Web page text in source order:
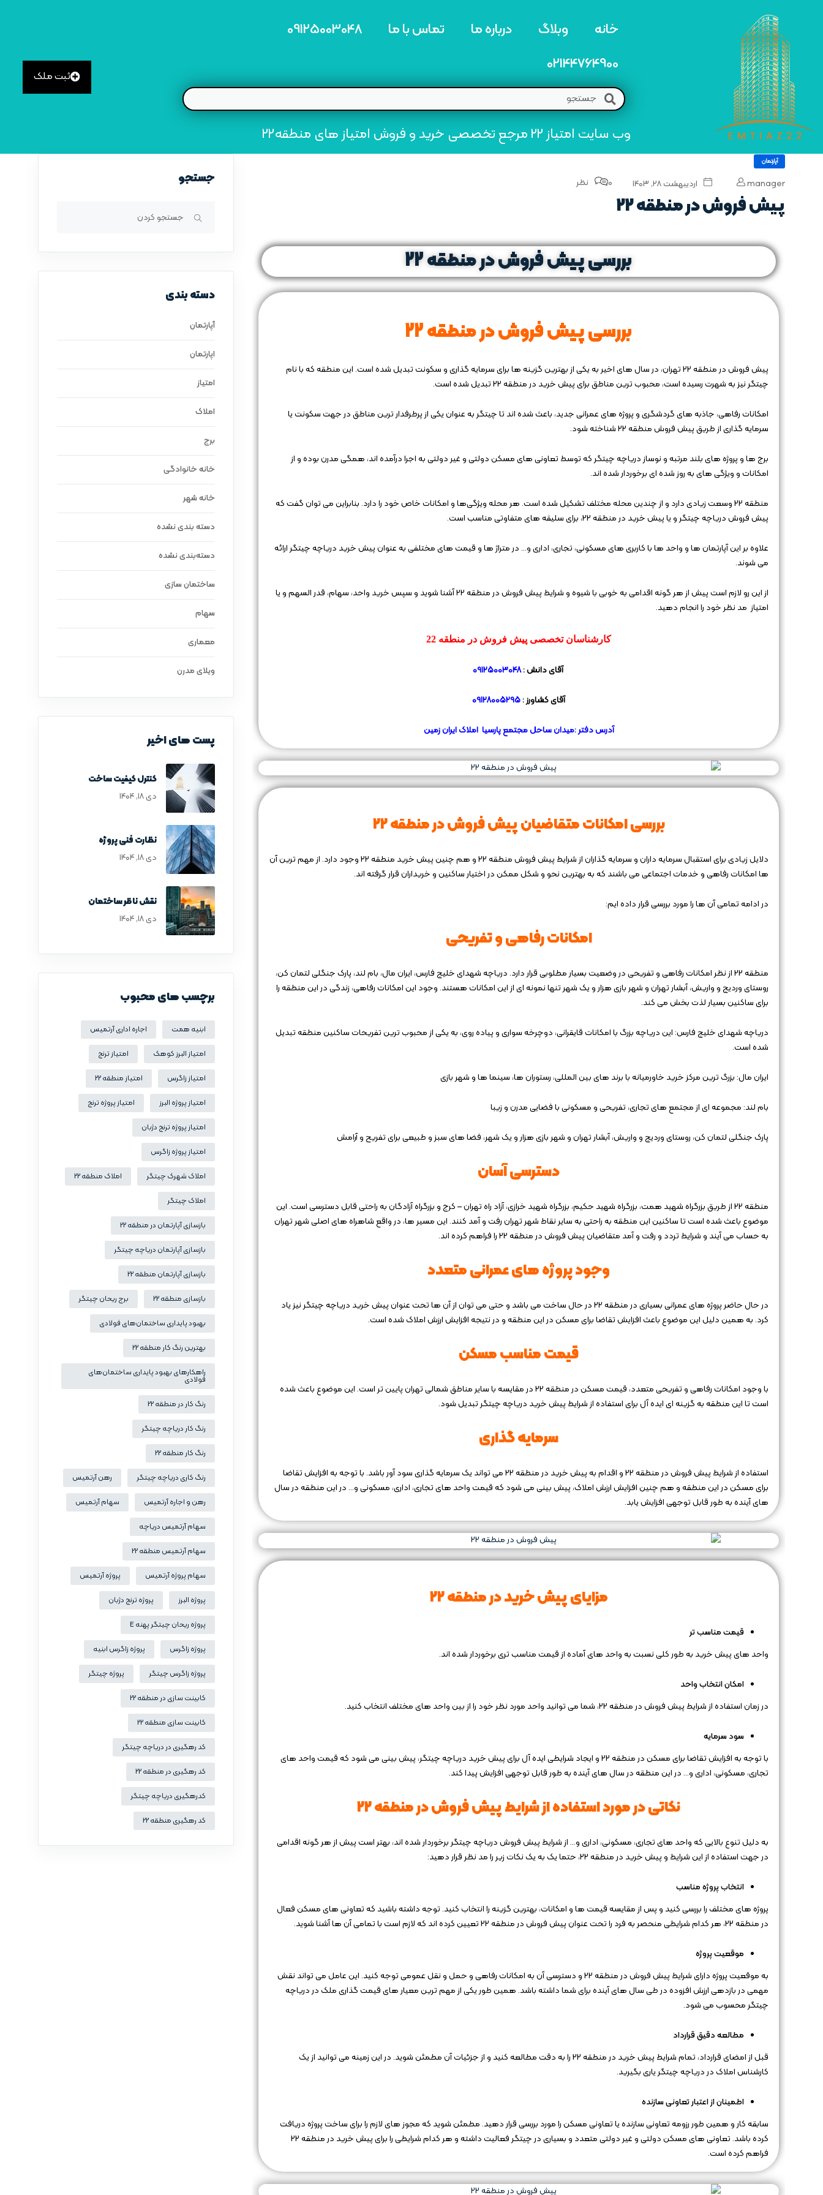
خانه وبلاگ درباره ما تماس با ما
09125003048
02144764900
وب سایت امتیاز 22 مرجع تخصصی خرید و فروش امتیاز های منطقه22
ثبت ملک
آپارتمان
manager اردیبهشت ۲۸, ۱۴۰۳ 0 نظر
پیش فروش در منطقه 22
بررسی پیش فروش در منطقه 22
بررسی پیش فروش در منطقه 22
پیش فروش در منطقه 22 تهران، در سال ‌های اخیر به یکی از بهترین گزینه ها برای سرمایه گذاری و سکونت تبدیل شده است. این منطقه که با نام
چیتگر نیز به شهرت رسیده است، محبوب ‌ترین مناطق برای پیش‌ خرید در منطقه 22 تبدیل شده است.
امکانات رفاهی، جاذبه ‌های گردشگری و پروژه‌ های عمرانی جدید، باعث شده اند تا چیتگر به عنوان یکی از پرطرفدار ترین مناطق در جهت سکونت یا
سرمایه گذاری از طریق پیش‌ فروش منطقه 22 شناخته شود.
برج ها و پروژه های بلند مرتبه و نوساز دریاچه چیتگر که توسط تعاونی های مسکن دولتی و غیر دولتی به اجرا درآمده اند، همگی مدرن بوده و از
امکانات و ویژگی های به روز شده ای برخوردار شده اند.
منطقه 22 وسعت زیادی دارد و از چندین محله مختلف تشکیل شده است. هر محله ویژگی‌ها و امکانات خاص خود را دارد. بنابراین می توان گفت که
پیش فروش دریاچه چیتگر و یا پیش خرید در منطقه 22، برای سلیقه های متفاوتی مناسب است.
علاوه بر این آپارتمان‌ ها و واحد ها با کاربری های مسکونی، تجاری، اداری و… در متراژ ها و قیمت‌ های مختلفی به عنوان پیش خرید دریاچه چیتگر ارائه
می شوند.
از این رو لازم است پیش از هر گونه اقدامی به خوبی با شیوه و شرایط پیش فروش در منطقه 22 آشنا شوید و سپس خرید واحد، سهام، قدر السهم و یا
امتیاز مد نظر خود را انجام دهید.
کارشناسان تخصصی پیش فروش در منطقه 22
آقای دانش :09125003048
آقای کشاورز :09128005295
آدرس دفتر :میدان ساحل مجتمع پارسیا املاک ایران زمین
بررسی امکانات متقاضیان پیش فروش در منطقه 22
دلایل زیادی برای استقبال سرمایه داران و سرمایه گذاران از شرایط پیش فروش منطقه 22 و هم چنین پیش خرید منطقه 22 وجود دارد. از مهم ترین آن
ها امکانات رفاهی و خدمات اجتماعی می باشند که به بهترین نحو و شکل ممکن در اختیار ساکنین و خریداران قرار گرفته اند.
در ادامه تمامی آن ها را مورد بررسی قرار داده ایم:
امکانات رفاهی و تفریحی
منطقه 22 از نظر امکانات رفاهی و تفریحی در وضعیت بسیار مطلوبی قرار دارد. دریاچه شهدای خلیج فارس، ایران مال، بام لند، پارک جنگلی لتمان کن،
روستای وردیج و واریش، آبشار تهران و شهر بازی هزار و یک شهر تنها نمونه ‌ای از این امکانات هستند. وجود این امکانات رفاهی، زندگی در این منطقه را
برای ساکنین بسیار لذت ‌بخش می‌ کند.
دریاچه شهدای خلیج فارس: این دریاچه بزرگ با امکانات قایقرانی، دوچرخه‌ سواری و پیاده‌ روی، به یکی از محبوب ‌ترین تفریحات ساکنین منطقه تبدیل
شده است.
ایران مال: بزرگ ترین مرکز خرید خاورمیانه با برند های بین‌ المللی، رستوران ‌ها، سینما ها و شهر بازی
بام لند: مجموعه ‌ای از مجتمع ‌های تجاری، تفریحی و مسکونی با فضایی مدرن و زیبا
پارک جنگلی لتمان کن، روستای وردیج و واریش، آبشار تهران و شهر بازی هزار و یک شهر، فضا های سبز و طبیعی برای تفریح و آرامش
دسترسی آسان
منطقه 22 از طریق بزرگراه شهید همت، بزرگراه شهید حکیم، بزرگراه شهید خرازی، آزاد راه تهران – کرج و بزرگراه آزادگان به راحتی قابل دسترسی است. این
موضوع باعث شده است تا ساکنین این منطقه به راحتی به سایر نقاط شهر تهران رفت و آمد کنند. این مسیر ها، در واقع شاهراه های اصلی شهر تهران
به حساب می آیند و شرایط تردد و رفت و آمد متقاضیان پیش فروش در منطقه 22 را فراهم کرده اند.
وجود پروژه‌ های عمرانی متعدد
در حال حاضر پروژه‌ های عمرانی بسیاری در منطقه 22 در حال ساخت می باشد و حتی می توان از آن ها تحت عنوان پیش خرید دریاچه چیتگر نیز یاد
کرد. به همین دلیل این موضوع باعث افزایش تقاضا برای مسکن در این منطقه و در نتیجه افزایش ارزش املاک شده است.
قیمت مناسب مسکن
با وجود امکانات رفاهی و تفریحی متعدد، قیمت مسکن در منطقه 22 در مقایسه با سایر مناطق شمالی تهران پایین ‌تر است. این موضوع باعث شده
است تا این منطقه به گزینه‌ ای ایده ‌آل برای استفاده از شرایط پیش خرید دریاچه چیتگر تبدیل شود.
سرمایه‌ گذاری
استفاده از شرایط پیش فروش در منطقه 22 و اقدام به پیش‌ خرید در منطقه 22 می‌ تواند یک سرمایه‌ گذاری سود آور باشد. با توجه به افزایش تقاضا
برای مسکن در این منطقه و هم چنین افزایش ارزش املاک، پیش ‌بینی می ‌شود که قیمت واحد های تجاری، اداری، مسکونی و… در این منطقه در سال‌
های آینده به طور قابل ‌توجهی افزایش یابد.
مزایای پیش‌ خرید در منطقه 22
قیمت مناسب ‌تر
واحد های پیش‌ خرید به طور کلی نسبت به واحد ‌های آماده از قیمت مناسب‌ تری برخوردار شده اند.
امکان انتخاب واحد
در زمان استفاده از شرایط پیش فروش در منطقه 22، شما می‌ توانید واحد مورد نظر خود را از بین واحد های مختلف انتخاب کنید.
سود سرمایه
با توجه به افزایش تقاضا برای مسکن در منطقه 22 و ایجاد شرایطی ایده آل برای پیش خرید دریاچه چیتگر، پیش ‌بینی می ‌شود که قیمت واحد های
تجاری، مسکونی، اداری و… در این منطقه در سال‌ های آینده به طور قابل‌ توجهی افزایش پیدا کند.
نکاتی در مورد استفاده از شرایط پیش فروش در منطقه 22
به دلیل تنوع بالایی که واحد های تجاری، مسکونی، اداری و… از شرایط پیش فروش دریاچه چیتگر برخوردار شده اند، بهتر است پیش از هر گونه اقدامی
در جهت استفاده از این شرایط و پیش خرید در منطقه 22، حتما یک به یک نکات زیر را مد نظر قرار دهید:
انتخاب پروژه مناسب
پروژه ‌های مختلف را بررسی کنید و پس از مقایسه قیمت ‌ها و امکانات، بهترین گزینه را انتخاب کنید. توجه داشته باشید که تعاونی های مسکن فعال
در منطقه 22، هر کدام شرایطی منحصر به فرد را تحت عنوان پیش فروش در منطقه 22 تعیین کرده اند که لازم است با تمامی آن ها آشنا شوید.
موقعیت پروژه
به موقعیت پروژه دارای شرایط پیش فروش در منطقه 22 و دسترسی آن به امکانات رفاهی و حمل و نقل عمومی توجه کنید. این عامل می تواند نقش
مهمی در بازدهی ارزش افزوده در طی سال های آینده برای شما داشته باشد. همین طور یکی از مهم ترین معیار های قیمت گذاری ملک در دریاچه
چیتگر محسوب می شود.
مطالعه دقیق قرارداد
قبل از امضای قرارداد، تمام شرایط پیش‌ خرید در منطقه 22 را به دقت مطالعه کنید و از جزئیات آن مطمئن شوید. در این زمینه می توانید از یک
کارشناس املاک در دریاچه چیتگر یاری بگیرید.
اطمینان از اعتبار تعاونی سازنده
سابقه کار و همین طور رزومه تعاونی سازنده یا تعاونی مسکن را مورد بررسی قرار دهید. مطمئن شوید که مجوز های لازم را برای ساخت پروژه دریافت
کرده باشد. تعاونی های مسکن دولتی و غیر دولتی متعدد و بسیاری در چیتگر فعالیت داشته و هر کدام شرایطی را برای پیش خرید در منطقه 22
فراهم کرده است.
جستجو
دسته بندی
آپارتمان
اپارتمان
امتیاز
املاک
برج
خانه خانوادگی
خانه شهر
دسته بندی نشده
دسته‌بندی نشده
ساختمان سازی
سهام
معماری
ویلای مدرن
پست های اخیر
کنترل کیفیت ساخت
دی ۱۸, ۱۴۰۴
نظارت فنی پروژه
دی ۱۸, ۱۴۰۴
نقش ناظر ساختمان
دی ۱۸, ۱۴۰۴
برچسب های محبوب
ابنیه همت اجاره اداری آرتمیس
امتیاز البرز کوهک امتیاز ترنج
امتیاز زاگرس امتیاز منطقه 22
امتیاز پروژه البرز امتیاز پروژه ترنج
امتیاز پروژه ترنج دژبان
امتیاز پروژه زاگرس
املاک شهرک چیتگر املاک منطقه 22
املاک چیتگر
بازسازی آپارتمان در منطقه 22
بازسازی آپارتمان دریاچه چیتگر
بازسازی آپارتمان منطقه 22
بازسازی منطقه 22 برج ریحان چیتگر
بهبود پایداری ساختمان‌های فولادی
بهترین رنگ کار منطقه 22
راهکارهای بهبود پایداری ساختمان‌های
فولادی
رنگ کار در منطقه 22
رنگ کار دریاچه چیتگر
رنگ کار منطقه 22
رنگ کاری دریاچه چیتگر رهن آرتمیس
رهن و اجاره آرتمیس سهام آرتمیس
سهام آرتمیس دریاچه
سهام آرتمیس منطقه 22
سهام پروژه آرتمیس پروژه آرتمیس
پروژه البرز پروژه ترنج دژبان
پروژه ریحان چیتگر پهنه E
پروژه زاگرس پروژه زاگرس ابنیه
پروژه زاگرس چیتگر پروژه چیتگر
کابینت سازی در منطقه 22
کابینت سازی منطقه 22
کد رهگیری در دریاچه چیتگر
کد رهگیری در منطقه 22
کدرهگیری دریاچه چیتگر
کد رهگیری منطقه 22